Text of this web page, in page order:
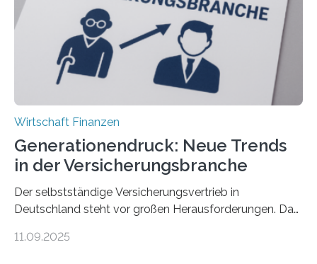
Wirtschaft Finanzen
Generationendruck: Neue Trends
in der Versicherungsbranche
Der selbstständige Versicherungsvertrieb in
Deutschland steht vor großen Herausforderungen. Das
Dr. Matthias Beenken und Prof. Dr. Lukas Linnenbrink
11.09.2025